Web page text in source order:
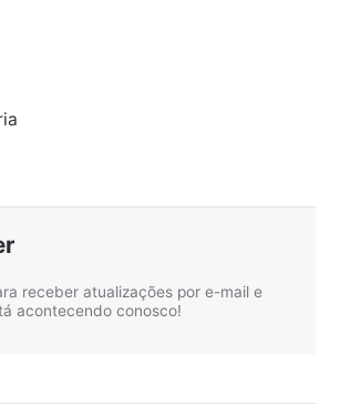
receber atualizações por e-mail e
acontecendo conosco!